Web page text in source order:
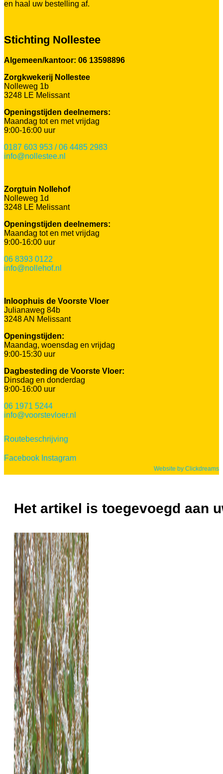
en haal uw bestelling af.
Stichting Nollestee
Algemeen/kantoor: 06 13598896
Zorgkwekerij Nollestee
Nolleweg 1b
3248 LE Melissant
Openingstijden deelnemers:
Maandag tot en met vrijdag
9:00-16:00 uur
0187 603 953 / 06 4485 2983
info@nollestee.nl
Zorgtuin Nollehof
Nolleweg 1d
3248 LE Melissant
Openingstijden deelnemers:
Maandag tot en met vrijdag
9:00-16:00 uur
06 8393 0122
info@nollehof.nl
Inloophuis de Voorste Vloer
Julianaweg 84b
3248 AN Melissant
Openingstijden:
Maandag, woensdag en vrijdag
9:00-15:30 uur
Dagbesteding de Voorste Vloer:
Dinsdag en donderdag
9:00-16:00 uur
06 1971 5244
info@voorstevloer.nl
Routebeschrijving
Facebook Instagram
Website by Clickdreams
Het artikel is toegevoegd aan